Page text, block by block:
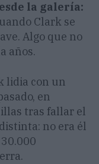
la galería:
Clark se
Algo que no
años.
lidia con un
en
tras fallar el
no era él